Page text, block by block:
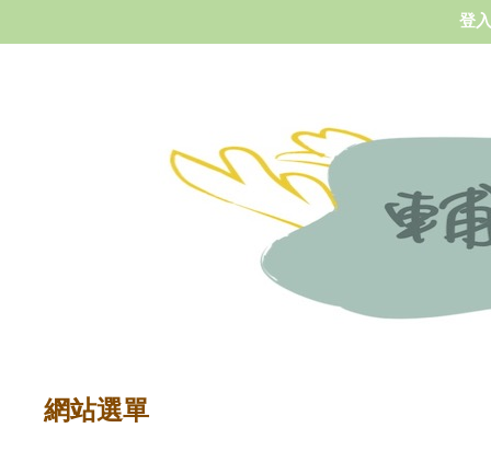
登入
網站選單